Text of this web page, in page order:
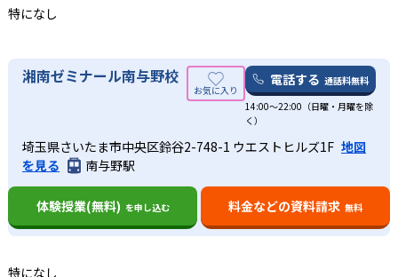
特になし
湘南ゼミナール南与野校 電話する 通話料無料
14:00〜22:00（日曜・月曜を除
く）
埼玉県さいたま市中央区鈴谷2-748-1 ウエストヒルズ1F 地図
を見る
南与野駅
体験授業(無料) を申し込む 料金などの資料請求 無料
特になし